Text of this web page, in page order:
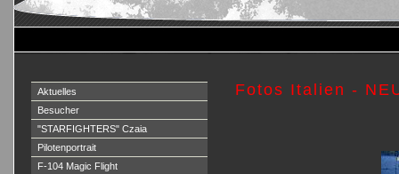
Aktuelles
Besucher
"STARFIGHTERS" Czaia
Pilotenportrait
F-104 Magic Flight
Fotos Italien -